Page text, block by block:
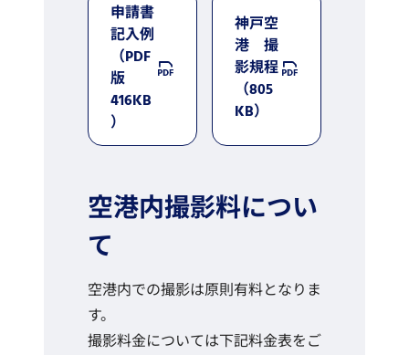
申請書
記入例
（PDF
版
416KB
）
神戸空
港 撮
影規程
（805
KB）
空港内撮影料につい
て
空港内での撮影は原則有料となりま
す。
撮影料金については下記料金表をご